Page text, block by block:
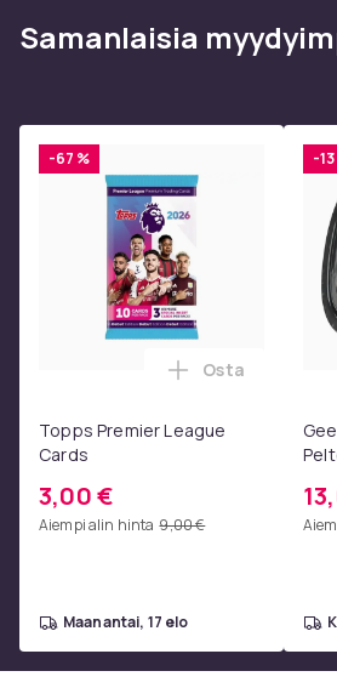
Tuoteturvallisuustiedot
Samanlaisia
-67 %
Topps Premier League
Cards
3,00 €
Aiempi alin hinta 9,00 €
Lisää Topps
Osta
maanantai, 17 elo
-